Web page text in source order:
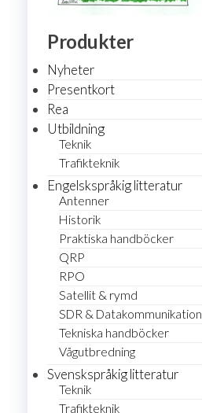
Produkter
Nyheter
Presentkort
Rea
Utbildning
Teknik
Trafikteknik
Engelskspråkig litteratur
Antenner
Historik
Praktiska handböcker
QRP
RPO
Satellit & rymd
SDR & Datakommunikation
Tekniska handböcker
Vågutbredning
Svenskspråkig litteratur
Teknik
Trafikteknik